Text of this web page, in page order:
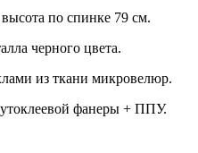
по спинке 79 см.
черного цвета.
из ткани микровелюр.
фанеры + ППУ.